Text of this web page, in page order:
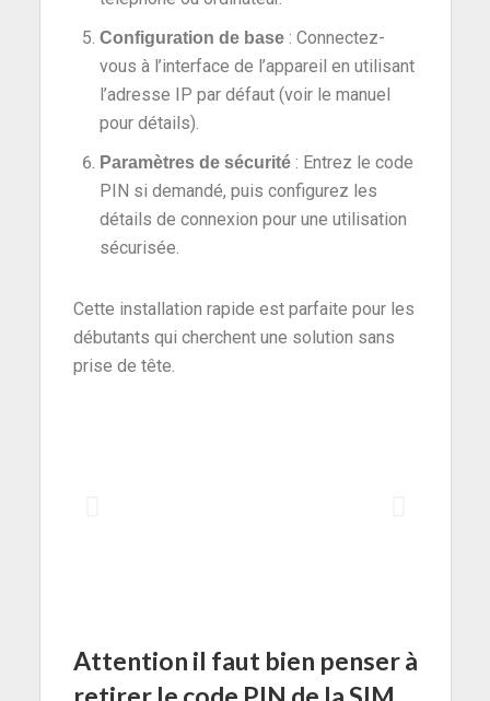
Configuration de base: Connectez-
vous à l’interface de l’appareil en utilisant
l’adresse IP par défaut (voir le manuel
pour détails).
Paramètres de sécurité: Entrez le code
PIN si demandé, puis configurez les
détails de connexion pour une utilisation
sécurisée.
Cette installation rapide est parfaite pour les
débutants qui cherchent une solution sans
prise de tête.
Attention il faut bien penser à